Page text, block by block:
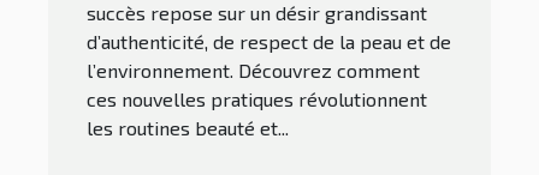
succès repose sur un désir grandissant
d’authenticité, de respect de la peau et de
l’environnement. Découvrez comment
ces nouvelles pratiques révolutionnent
les routines beauté et...